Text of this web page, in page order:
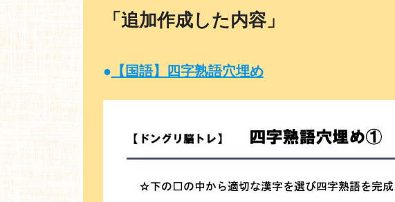
「追加作成した内容」
● 【国語】四字熟語穴埋め